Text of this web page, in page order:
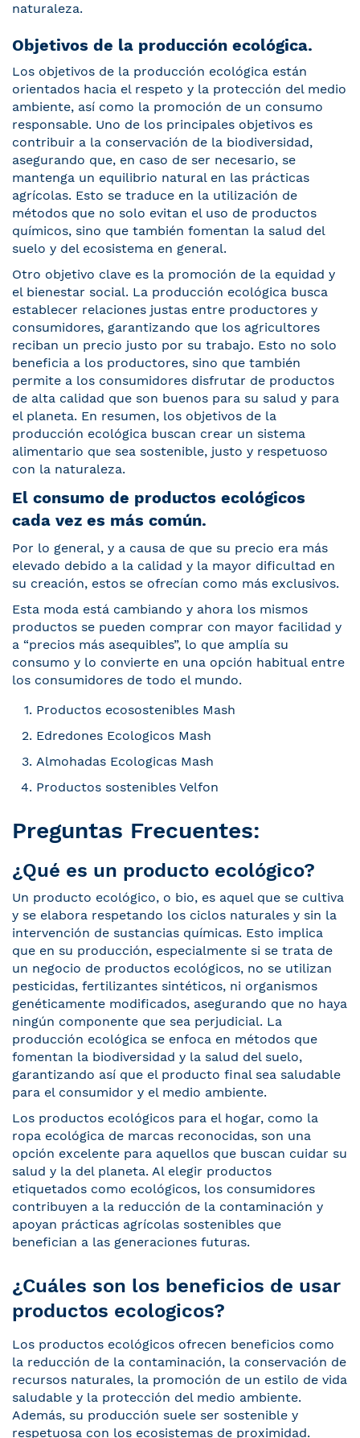
naturaleza.
Objetivos de la producción ecológica.
Los objetivos de la producción ecológica están
orientados hacia el respeto y la protección del medio
ambiente, así como la promoción de un consumo
responsable. Uno de los principales objetivos es
contribuir a la conservación de la biodiversidad,
asegurando que, en caso de ser necesario, se
mantenga un equilibrio natural en las prácticas
agrícolas. Esto se traduce en la utilización de
métodos que no solo evitan el uso de productos
químicos, sino que también fomentan la salud del
suelo y del ecosistema en general.
Otro objetivo clave es la promoción de la equidad y
el bienestar social. La producción ecológica busca
establecer relaciones justas entre productores y
consumidores, garantizando que los agricultores
reciban un precio justo por su trabajo. Esto no solo
beneficia a los productores, sino que también
permite a los consumidores disfrutar de productos
de alta calidad que son buenos para su salud y para
el planeta. En resumen, los objetivos de la
producción ecológica buscan crear un sistema
alimentario que sea sostenible, justo y respetuoso
con la naturaleza.
El consumo de productos ecológicos
cada vez es más común.
Por lo general, y a causa de que su precio era más
elevado debido a la calidad y la mayor dificultad en
su creación, estos se ofrecían como más exclusivos.
Esta moda está cambiando y ahora los mismos
productos se pueden comprar con mayor facilidad y
a “precios más asequibles”, lo que amplía su
consumo y lo convierte en una opción habitual entre
los consumidores de todo el mundo.
Productos ecosostenibles Mash
Edredones Ecologicos Mash
Almohadas Ecologicas Mash
Productos sostenibles Velfon
Preguntas Frecuentes:
¿Qué es un producto ecológico?
Un producto ecológico, o bio, es aquel que se cultiva
y se elabora respetando los ciclos naturales y sin la
intervención de sustancias químicas. Esto implica
que en su producción, especialmente si se trata de
un negocio de productos ecológicos, no se utilizan
pesticidas, fertilizantes sintéticos, ni organismos
genéticamente modificados, asegurando que no haya
ningún componente que sea perjudicial. La
producción ecológica se enfoca en métodos que
fomentan la biodiversidad y la salud del suelo,
garantizando así que el producto final sea saludable
para el consumidor y el medio ambiente.
Los productos ecológicos para el hogar, como la
ropa ecológica de marcas reconocidas, son una
opción excelente para aquellos que buscan cuidar su
salud y la del planeta. Al elegir productos
etiquetados como ecológicos, los consumidores
contribuyen a la reducción de la contaminación y
apoyan prácticas agrícolas sostenibles que
benefician a las generaciones futuras.
¿Cuáles son los beneficios de usar
productos ecologicos?
Los productos ecológicos ofrecen beneficios como
la reducción de la contaminación, la conservación de
recursos naturales, la promoción de un estilo de vida
saludable y la protección del medio ambiente.
Además, su producción suele ser sostenible y
respetuosa con los ecosistemas de proximidad.